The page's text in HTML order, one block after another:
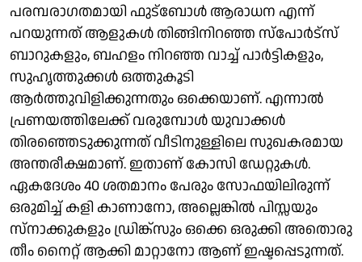
പരമ്പരാഗതമായി ഫുട്‌ബോള്‍ ആരാധന എന്ന്
പറയുന്നത് ആളുകള്‍ തിങ്ങിനിറഞ്ഞ സ്‌പോര്‍ട്‌സ്
ബാറുകളും, ബഹളം നിറഞ്ഞ വാച്ച് പാര്‍ട്ടികളും,
സുഹൃത്തുക്കള്‍ ഒത്തുകൂടി
ആര്‍ത്തുവിളിക്കുന്നതും ഒക്കെയാണ്. എന്നാല്‍
പ്രണയത്തിലേക്ക് വരുമ്പോള്‍ യുവാക്കള്‍
തിരഞ്ഞെടുക്കുന്നത് വീടിനുള്ളിലെ സുഖകരമായ
അന്തരീക്ഷമാണ്. ഇതാണ് കോസി ഡേറ്റുകള്‍.
ഏകദേശം 40 ശതമാനം പേരും സോഫയിലിരുന്ന്
ഒരുമിച്ച് കളി കാണാനോ, അല്ലെങ്കില്‍ പിസ്സയും
സ്‌നാക്കുകളും ഡ്രിങ്ക്സും ഒക്കെ ഒരുക്കി അതൊരു
തീം നൈറ്റ് ആക്കി മാറ്റാനോ ആണ് ഇഷ്ടപ്പെടുന്നത്.